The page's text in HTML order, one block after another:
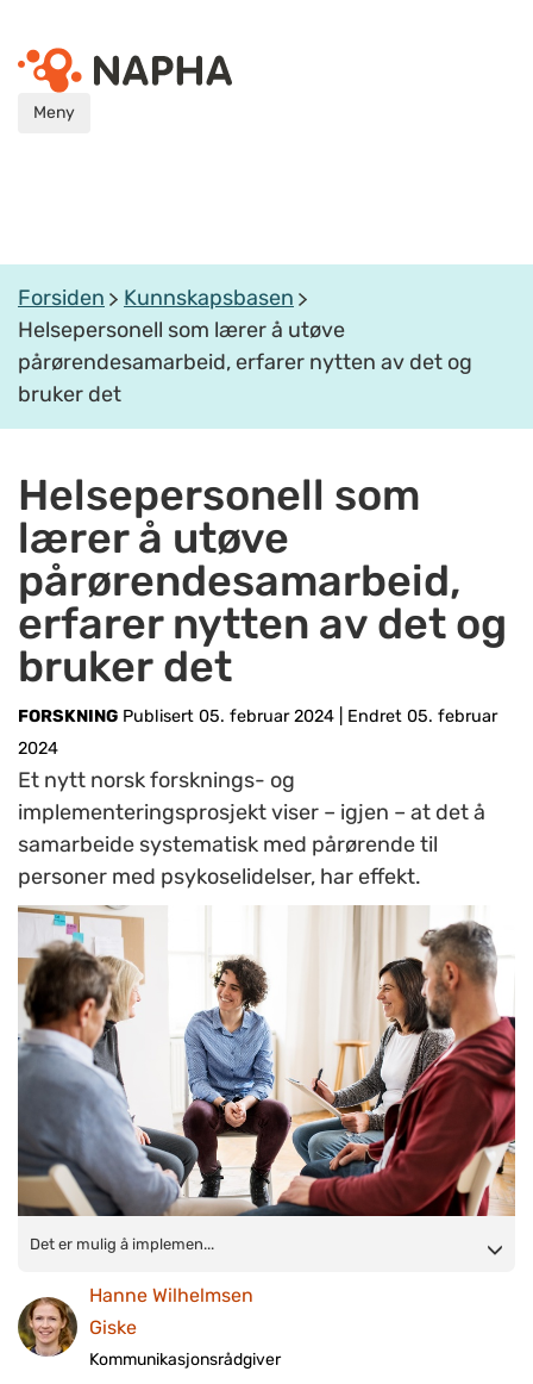
Meny
Forsiden
Kunnskapsbasen
Helsepersonell som lærer å utøve
pårørendesamarbeid, erfarer nytten av det og
bruker det
Helsepersonell som
lærer å utøve
pårørendesamarbeid,
erfarer nytten av det og
bruker det
FORSKNING Publisert 05. februar 2024
Endret 05. februar
2024
Et nytt norsk forsknings- og
implementeringsprosjekt viser – igjen – at det å
samarbeide systematisk med pårørende til
personer med psykoselidelser, har effekt.
Det er mulig å implementere familiesamarbeid i ordinær klinisk
arbeidet. Det er funn Maria Romøren, Irene Norheim og
forskerkollegaene har gjort i forsknings- og
implementeringsprosjektet «Bedre pårørendesamarbeid».
Det er mulig å implemen...
Hanne Wilhelmsen
Giske
Kommunikasjonsrådgiver